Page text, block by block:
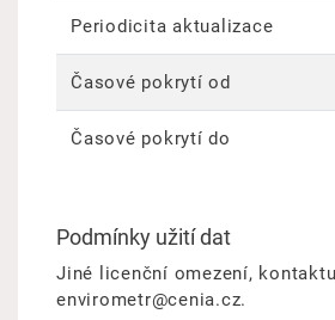
Periodicita aktualizace
Časové pokrytí od
Časové pokrytí do
Podmínky užití dat
Jiné licenční omezení,
envirometr@cenia.cz.